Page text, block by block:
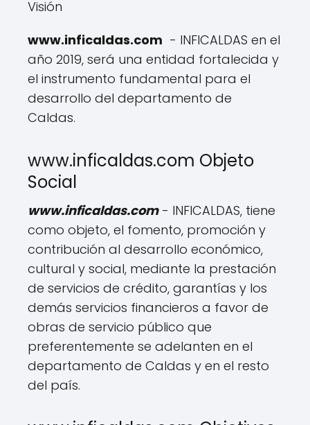
Visión
www.inficaldas.com - INFICALDAS en el
año 2019, será una entidad fortalecida y
el instrumento fundamental para el
desarrollo del departamento de
Caldas.
www.inficaldas.com Objeto
Social
www.inficaldas.com- INFICALDAS, tiene
como objeto, el fomento, promoción y
contribución al desarrollo económico,
cultural y social, mediante la prestación
de servicios de crédito, garantías y los
demás servicios financieros a favor de
obras de servicio público que
preferentemente se adelanten en el
departamento de Caldas y en el resto
del país.